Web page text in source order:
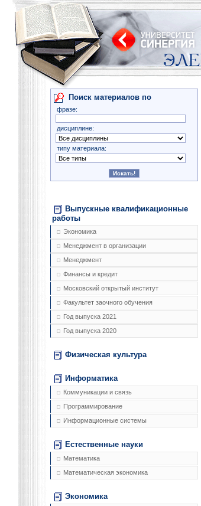
Поиск материалов по
фразе:
дисциплине:
типу материала:
Выпускные квалификационные
работы
Экономика
Менеджмент в организации
Менеджмент
Финансы и кредит
Московский открытый институт
Факультет заочного обучения
Год выпуска 2021
Год выпуска 2020
Физическая культура
Информатика
Коммуникации и связь
Программирование
Информационные системы
Естественные науки
Математика
Математическая экономика
Экономика